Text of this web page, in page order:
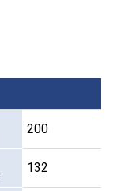
200
132